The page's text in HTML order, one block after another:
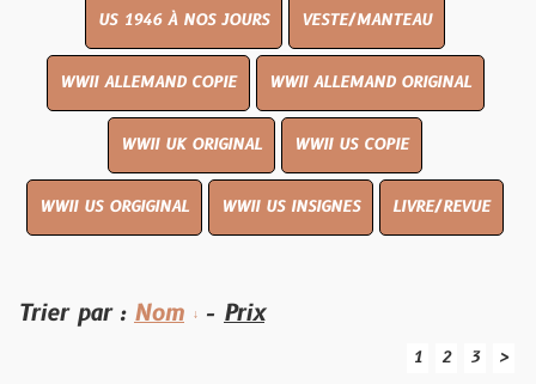
US 1946 À NOS JOURS VESTE/MANTEAU
WWII ALLEMAND COPIE WWII ALLEMAND ORIGINAL
WWII UK ORIGINAL WWII US COPIE
WWII US ORGIGINAL WWII US INSIGNES LIVRE/REVUE
Trier par : Nom - Prix
1 2 3 >